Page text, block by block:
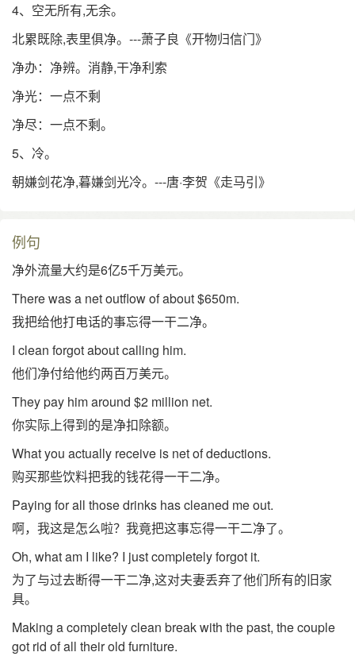
4、空无所有,无余。
北累既除,表里俱净。---萧子良《开物归信门》
净办：净辨。消静,干净利索
净光：一点不剩
净尽：一点不剩。
5、冷。
朝嫌剑花净,暮嫌剑光冷。---唐·李贺《走马引》
例句
净外流量大约是6亿5千万美元。
There was a net outflow of about $650m.
我把给他打电话的事忘得一干二净。
I clean forgot about calling him.
他们净付给他约两百万美元。
They pay him around $2 million net.
你实际上得到的是净扣除额。
What you actually receive is net of deductions.
购买那些饮料把我的钱花得一干二净。
Paying for all those drinks has cleaned me out.
啊，我这是怎么啦？我竟把这事忘得一干二净了。
Oh, what am I like? I just completely forgot it.
为了与过去断得一干二净,这对夫妻丢弃了他们所有的旧家
具。
Making a completely clean break with the past, the couple
got rid of all their old furniture.